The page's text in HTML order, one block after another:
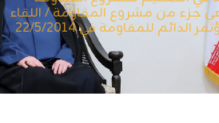
جزء من مشروع المقاومة / اللقاء
للمقاومة في 22/5/2014